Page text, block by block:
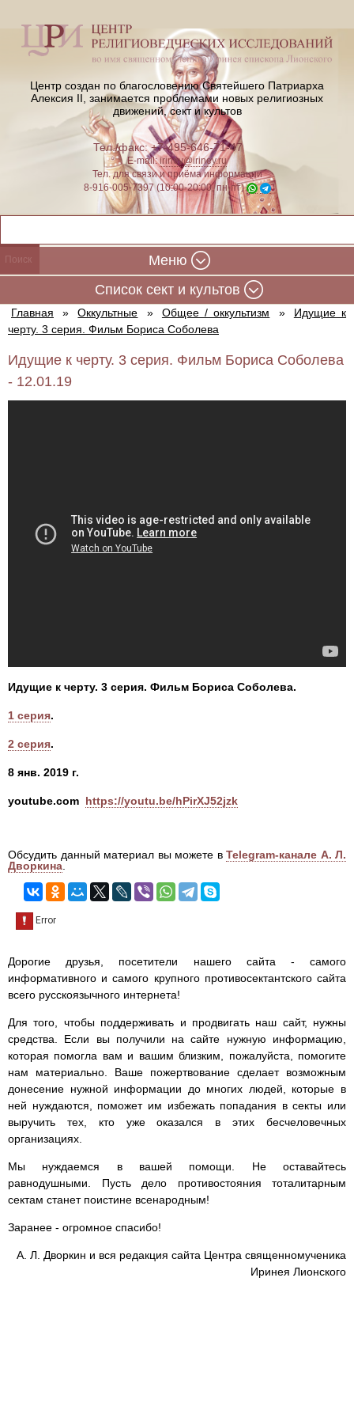
Центр создан по благословению Святейшего Патриарха
Алексия II, занимается проблемами новых религиозных
движений, сект и культов
Тел./факс: +7-495-646-71-47
E-mail:iriney@iriney.ru
Тел. для связи и приёма информации
8-916-005-7397 (10:00-20:00, пн-пт)
Меню
Cписок сект и культов
Главная » Оккультные » Общее / оккультизм »
Идущие к
черту. 3 серия. Фильм Бориса Соболева
Идущие к черту. 3 серия. Фильм Бориса Соболева
- 12.01.19
Идущие к черту. 3 серия. Фильм Бориса Соболева.
1 серия.
2 серия.
8 янв. 2019 г.
youtube.com https://youtu.be/hPirXJ52jzk
Обсудить данный материал вы можете в Telegram-канале А. Л.
Дворкина
Дорогие друзья, посетители нашего сайта - самого
информативного и самого крупного противосектантского сайта
всего русскоязычного интернета!
Для того, чтобы поддерживать и продвигать наш сайт, нужны
средства. Если вы получили на сайте нужную информацию,
которая помогла вам и вашим близким, пожалуйста, помогите
нам материально. Ваше пожертвование сделает возможным
донесение нужной информации до многих людей, которые в
ней нуждаются, поможет им избежать попадания в секты или
выручить тех, кто уже оказался в этих бесчеловечных
организациях.
Мы нуждаемся в вашей помощи. Не оставайтесь
равнодушными. Пусть дело противостояния тоталитарным
сектам станет поистине всенародным!
Заранее - огромное спасибо!
А. Л. Дворкин и вся редакция сайта Центра священномученика
Иринея Лионского